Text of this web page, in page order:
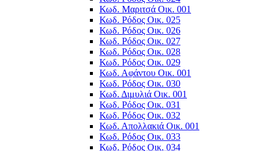
Κωδ. Μαριτσά Οικ. 001
Κωδ. Ρόδος Οικ. 025
Κωδ. Ρόδος Οικ. 026
Κωδ. Ρόδος Οικ. 027
Κωδ. Ρόδος Οικ. 028
Κωδ. Ρόδος Οικ. 029
Κωδ. Αφάντου Οικ. 001
Κωδ. Ρόδος Οικ. 030
Κωδ. Διμυλιά Οικ. 001
Κωδ. Ρόδος Οικ. 031
Κωδ. Ρόδος Οικ. 032
Κωδ. Απολλακιά Οικ. 001
Κωδ. Ρόδος Οικ. 033
Κωδ. Ρόδος Οικ. 034